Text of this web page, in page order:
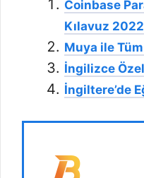
Coinbase
Kılavuz 2022
Muya ile
İngilizce
İngiltere’de